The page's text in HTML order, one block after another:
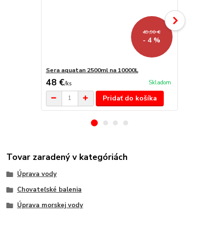
49,90 €
- 4 %
Sera aquatan 2500ml na 10000L
48 €/ks Skladom
Pridať do košíka
Tovar zaradený v kategóriách
Úprava vody
Chovateľské balenia
Úprava morskej vody